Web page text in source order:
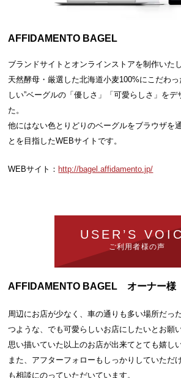
AFFIDAMENTO BAGEL
ブランドサイトとオンラインストアを制作いた
天然酵母・厳選した北海道小麦100%にこだわ
しい”ベーグルの「優しさ」「可愛らしさ」をデ
た。
他にはない色とりどりのベーグルをブラウザを
とを目指したWEBサイトです。
WEBサイト： http://bagel.affidamento.jp/
USER’S
ご利用者様の声
AFFIDAMENTO BAGEL オーナー様
周辺にお店が少なく、車の通りも多い場所だっ
つような、でも可愛らしいお店にしたいとお願
思い描いていた以上のお店が出来てとても嬉し
また、アフターフォローもしっかりしていただ
も相談にのっていただいています。